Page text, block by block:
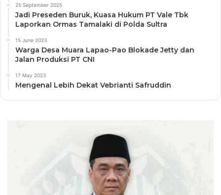
25 September 2025
Jadi Preseden Buruk, Kuasa Hukum PT Vale Tbk
Laporkan Ormas Tamalaki di Polda Sultra
15 June 2023
Warga Desa Muara Lapao-Pao Blokade Jetty dan
Jalan Produksi PT CNI
17 May 2023
Mengenal Lebih Dekat Vebrianti Safruddin